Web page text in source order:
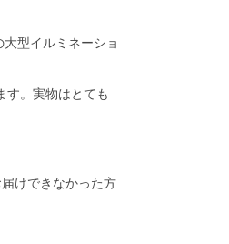
型イルミネーショ
す。実物はとても
けできなかった方